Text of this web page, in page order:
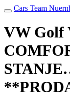
Cars Team
VW Golf